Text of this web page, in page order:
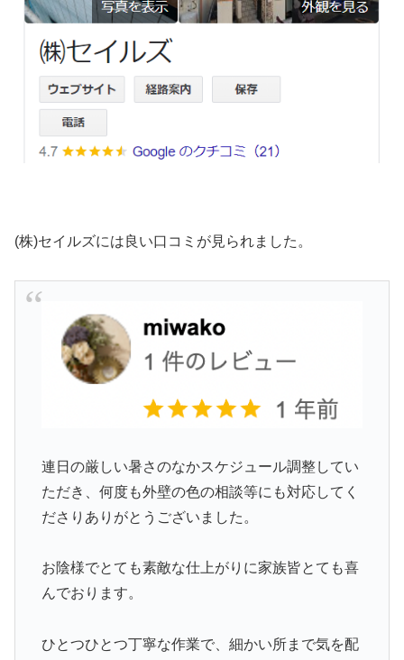
(株)セイルズには良い口コミが見られました。
連日の厳しい暑さのなかスケジュール調整してい
ただき、何度も外壁の色の相談等にも対応してく
ださりありがとうございました。
お陰様でとても素敵な仕上がりに家族皆とても喜
んでおります。
ひとつひとつ丁寧な作業で、細かい所まで気を配